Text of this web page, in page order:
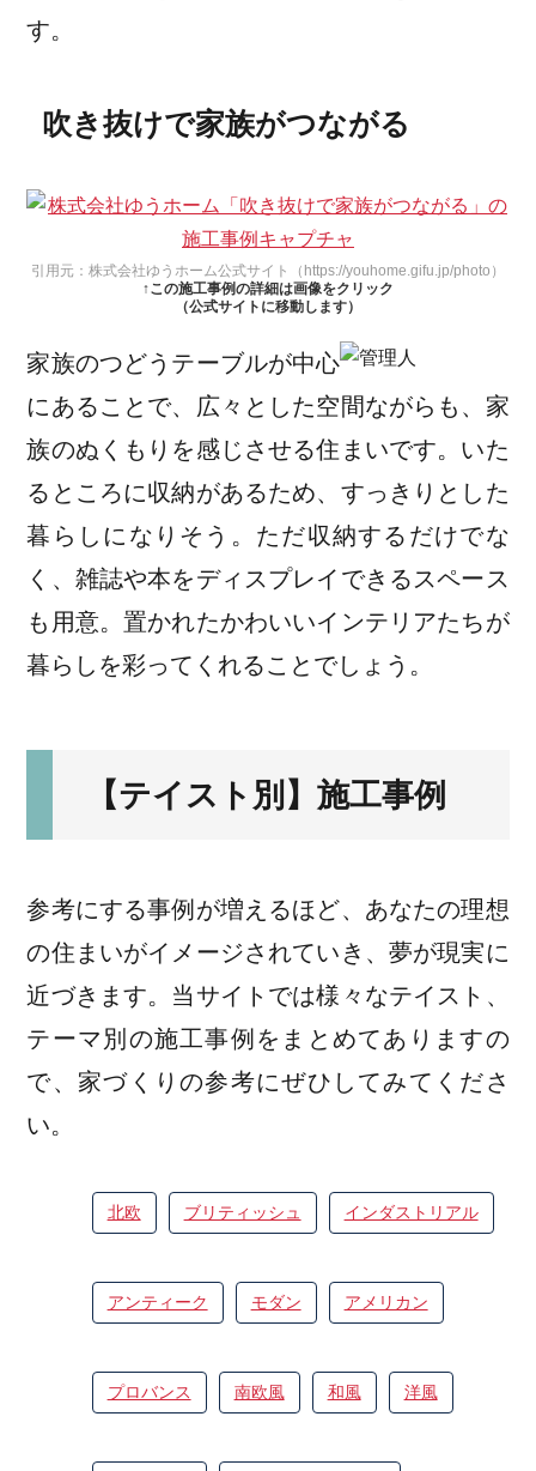
す。
吹き抜けで家族がつながる
引用元：株式会社ゆうホーム公式サイト（https://youhome.gifu.jp/photo）
↑この施工事例の詳細は画像をクリック
（公式サイトに移動します）
家族のつどうテーブルが中心
にあることで、広々とした空間ながらも、家
族のぬくもりを感じさせる住まいです。いた
るところに収納があるため、すっきりとした
暮らしになりそう。ただ収納するだけでな
く、雑誌や本をディスプレイできるスペース
も用意。置かれたかわいいインテリアたちが
暮らしを彩ってくれることでしょう。
【テイスト別】施工事例
参考にする事例が増えるほど、あなたの理想
の住まいがイメージされていき、夢が現実に
近づきます。当サイトでは様々なテイスト、
テーマ別の施工事例をまとめてありますの
で、家づくりの参考にぜひしてみてくださ
い。
北欧 ブリティッシュ インダストリアル
アンティーク モダン アメリカン
プロバンス 南欧風 和風 洋風